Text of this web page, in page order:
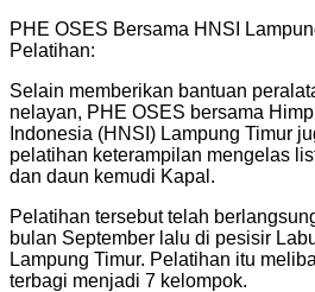
PHE OSES Bersama HNSI
Pelatihan:
Selain memberikan bantuan
nelayan, PHE OSES bersama
Indonesia (HNSI) Lampung Timur
pelatihan keterampilan mengelas
dan daun kemudi Kapal.
Pelatihan tersebut telah
bulan September lalu di pesisir
Lampung Timur. Pelatihan itu
terbagi menjadi 7 kelompok.